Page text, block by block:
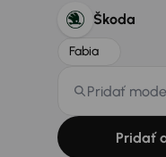
Škoda
Fabia
Pridať
Pridať